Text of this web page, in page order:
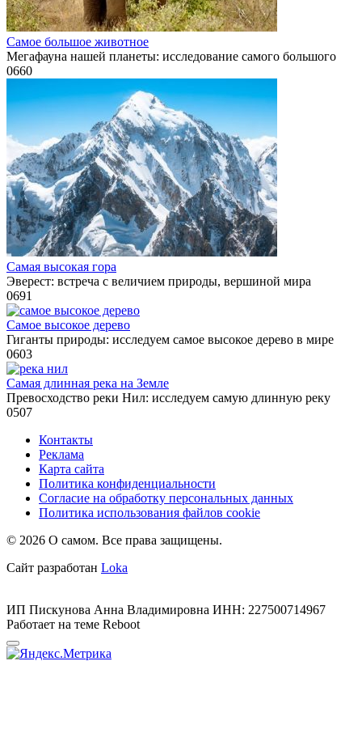
Самое большое животное
Мегафауна нашей планеты: исследование самого большого
0660
Самая высокая гора
Эверест: встреча с величием природы, вершиной мира
0691
Самое высокое дерево
Гиганты природы: исследуем самое высокое дерево в мире
0603
Самая длинная река на Земле
Превосходство реки Нил: исследуем самую длинную реку
0507
Контакты
Реклама
Карта сайта
Политика конфиденциальности
Согласие на обработку персональных данных
Политика использования файлов cookie
© 2026 О самом. Все права защищены.
Сайт разработан Loka
ИП Пискунова Анна Владимировна ИНН: 227500714967
Работает на теме Reboot